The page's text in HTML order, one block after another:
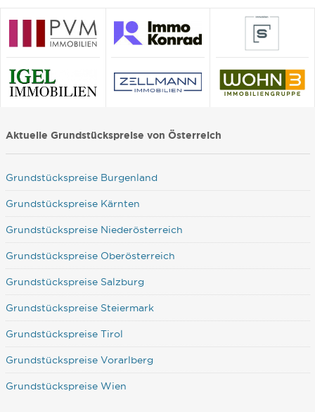
Aktuelle Grundstückspreise von Österreich
Grundstückspreise Burgenland
Grundstückspreise Kärnten
Grundstückspreise Niederösterreich
Grundstückspreise Oberösterreich
Grundstückspreise Salzburg
Grundstückspreise Steiermark
Grundstückspreise Tirol
Grundstückspreise Vorarlberg
Grundstückspreise Wien